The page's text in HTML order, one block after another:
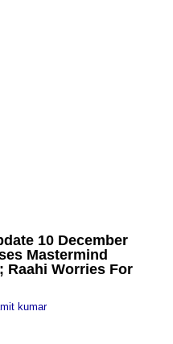
10 December
Mastermind
Raahi Worries For
kumar